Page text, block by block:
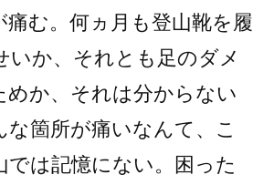
痛む。何ヵ月も登山靴を履
いか、それとも足のダメ
めか、それは分からない
な箇所が痛いなんて、こ
では記憶にない。困った